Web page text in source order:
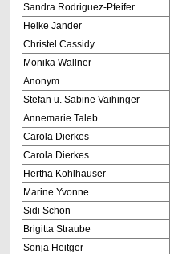
Sandra Rodriguez-Pfeifer
Heike Jander
Christel Cassidy
Monika Wallner
Anonym
Stefan u. Sabine Vaihinger
Annemarie Taleb
Carola Dierkes
Carola Dierkes
Hertha Kohlhauser
Marine Yvonne
Sidi Schon
Brigitta Straube
Sonja Heitger